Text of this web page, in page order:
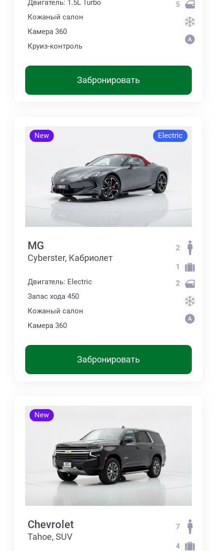
Двигатель: 1.5L Turbo
Кожаный салон
Камера 360
Круиз-контроль
5
Забронировать
New Electric
MG
Cyberster, Кабриолет
Двигатель: Electric
Запас хода 450
Кожаный салон
Камера 360
2
1
2
Забронировать
New
Chevrolet
Tahoe, SUV
7
4